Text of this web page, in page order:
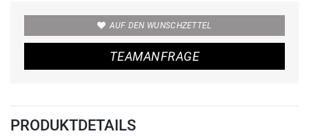
AUF DEN WUNSCHZETTEL
TEAMANFRAGE
PRODUKTDETAILS